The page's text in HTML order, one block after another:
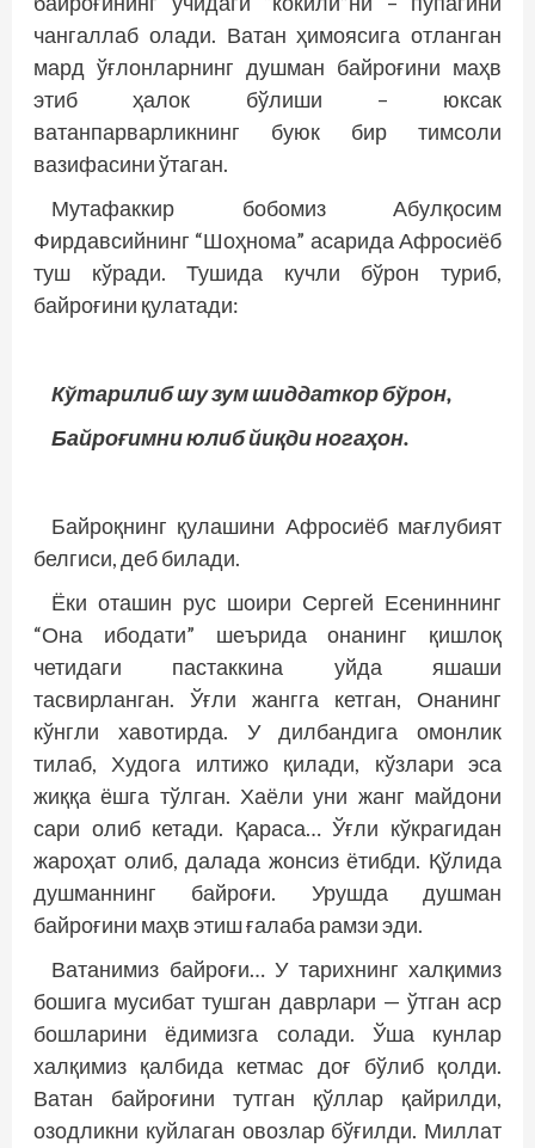
чангаллаб олади. Ватан ҳи­моясига отланган
мард ўғлонларнинг душман байроғини маҳв
этиб ҳалок бўлиши – юксак
ватанпарварликнинг буюк бир тимсоли
вазифасини ўтаган.
Мутафаккир бобомиз Абулқосим
Фирдавсийнинг “Шоҳнома” асарида Афросиёб
туш кўради. Тушида кучли бўрон туриб,
байроғини қулатади:
Кўтарилиб шу зум шиддаткор бўрон,
Байроғимни юлиб йиқди ногаҳон.
Байроқнинг қулашини Афросиёб мағлубият
белгиси, деб билади.
Ёки оташин рус шоири Сергей Есениннинг
“Она ибодати” шеърида онанинг қишлоқ
четидаги пастаккина уйда яшаши
тасвирланган. Ўғли жангга кетган, Онанинг
кўнгли хавотирда. У дилбандига омонлик
тилаб, Худога илтижо қилади, кўзлари эса
жиққа ёшга тўлган. Хаёли уни жанг майдони
сари олиб кетади. Қараса… Ўғли кўкрагидан
жароҳат олиб, далада жонсиз ётибди. Қўлида
душманнинг байроғи. Урушда душман
байроғини маҳв этиш ғалаба рамзи эди.
Ватанимиз байроғи… У тарихнинг халқимиз
бошига мусибат тушган даврлари — ўтган аср
бошларини ёдимизга солади. Ўша кунлар
халқимиз қалбида кетмас доғ бўлиб қолди.
Ватан байроғини тутган қўллар қайрилди,
озодликни куйлаган овозлар бўғилди. Миллат